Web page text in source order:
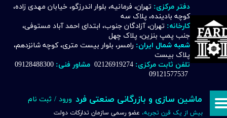
دفتر مرکزی: تهران، فرمانیه، بلوار اندرزگو، خیابان مهدی زاده،
کوچه بادینده، پلاک سه
کارخانه: تهران، آزادگان جنوب، ابتدای احمد آباد مستوفی،
جنب پمپ بنزین، پلاک چهل
شعبه شمال ایران: رامسر، بلوار بیست متری، کوچه شانزدهم،
پلاک بیست
تلفن ثابت مرکزی: 02126919274 مشاور فنی:
09121577537
ماشین سازی و بازرگانی صنعتی فرد
بیش از یک قرن تجربه، عضو رسمی سازمان تدارکات دولت
ورود / ثبت نام
حساب کاربری من
تغییر گذر واژه
خروج از حساب کاربری